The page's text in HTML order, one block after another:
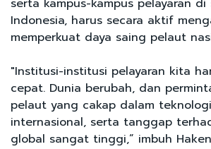
serta kampus-kampus pelayaran di
Indonesia, harus secara aktif
memperkuat daya saing pelaut
"Institusi-institusi pelayaran kita
cepat. Dunia berubah, dan
pelaut yang cakap dalam
internasional, serta tanggap
global sangat tinggi,” imbuh